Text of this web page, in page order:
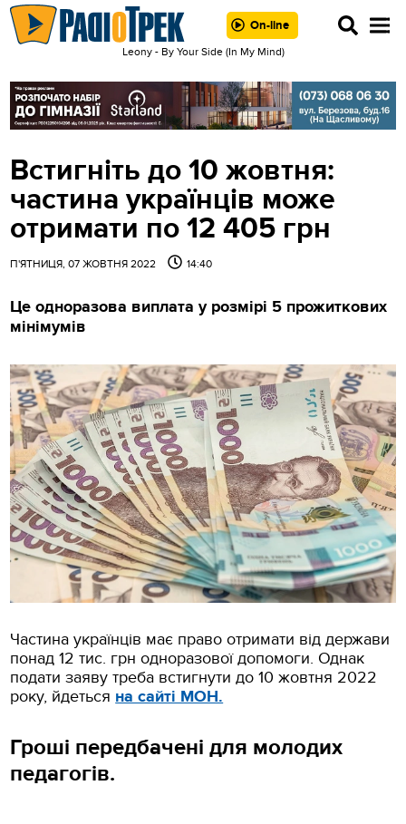
On-line
Leony - By Your Side (In My Mind)
Встигніть до 10 жовтня:
частина українців може
отримати по 12 405 грн
П'ЯТНИЦЯ, 07 ЖОВТНЯ 2022 14:40
Це одноразова виплата у розмірі 5 прожиткових
мінімумів
Частина українців має право отримати від держави
понад 12 тис. грн одноразової допомоги. Однак
подати заяву треба встигнути до 10 жовтня 2022
року, йдеться на сайті МОН.
Гроші передбачені для молодих
педагогів.